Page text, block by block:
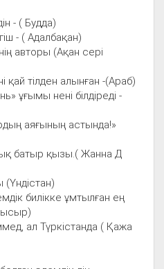
- ( Будда)
- ( Адалбақан)
авторы (Ақан сері
қай тілден алынған -(Араб)
ұғымы нені білдіреді -
аяғының астында!»
батыр қызы.( Жанна Д
билікке ұмтылған ең
ал Түркістанда ( Қажа